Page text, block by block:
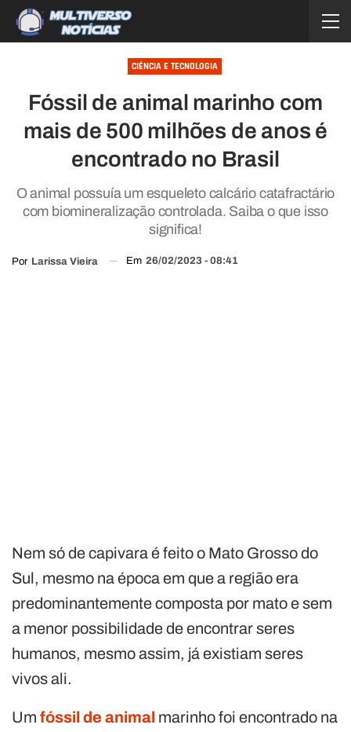
CIÊNCIA E TECNOLOGIA
Fóssil de animal marinho com
mais de 500 milhões de anos é
encontrado no Brasil
O animal possuía um esqueleto calcário catafractário
com biomineralização controlada. Saiba o que isso
significa!
Por Larissa Vieira Em 26/02/2023 - 08:41
Nem só de capivara é feito o Mato Grosso do
Sul, mesmo na época em que a região era
predominantemente composta por mato e sem
a menor possibilidade de encontrar seres
humanos, mesmo assim, já existiam seres
vivos ali.
Um fóssil de animal marinho foi encontrado na